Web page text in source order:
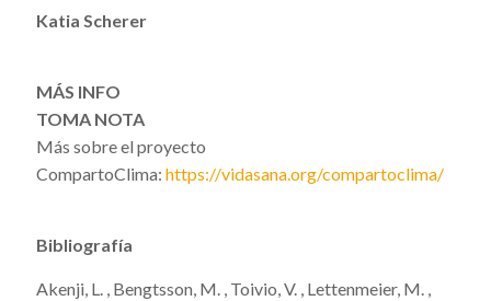
Katia Scherer
MÁS INFO
TOMA NOTA
Más sobre el proyecto
CompartoClima: https://vidasana.org/compartoclima/
Bibliografía
Akenji, L. , Bengtsson, M. , Toivio, V. , Lettenmeier, M. ,